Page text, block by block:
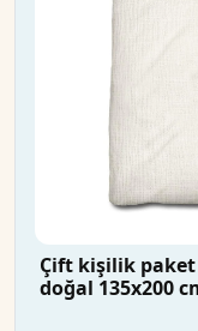
Çift kişilik
doğal 135x200